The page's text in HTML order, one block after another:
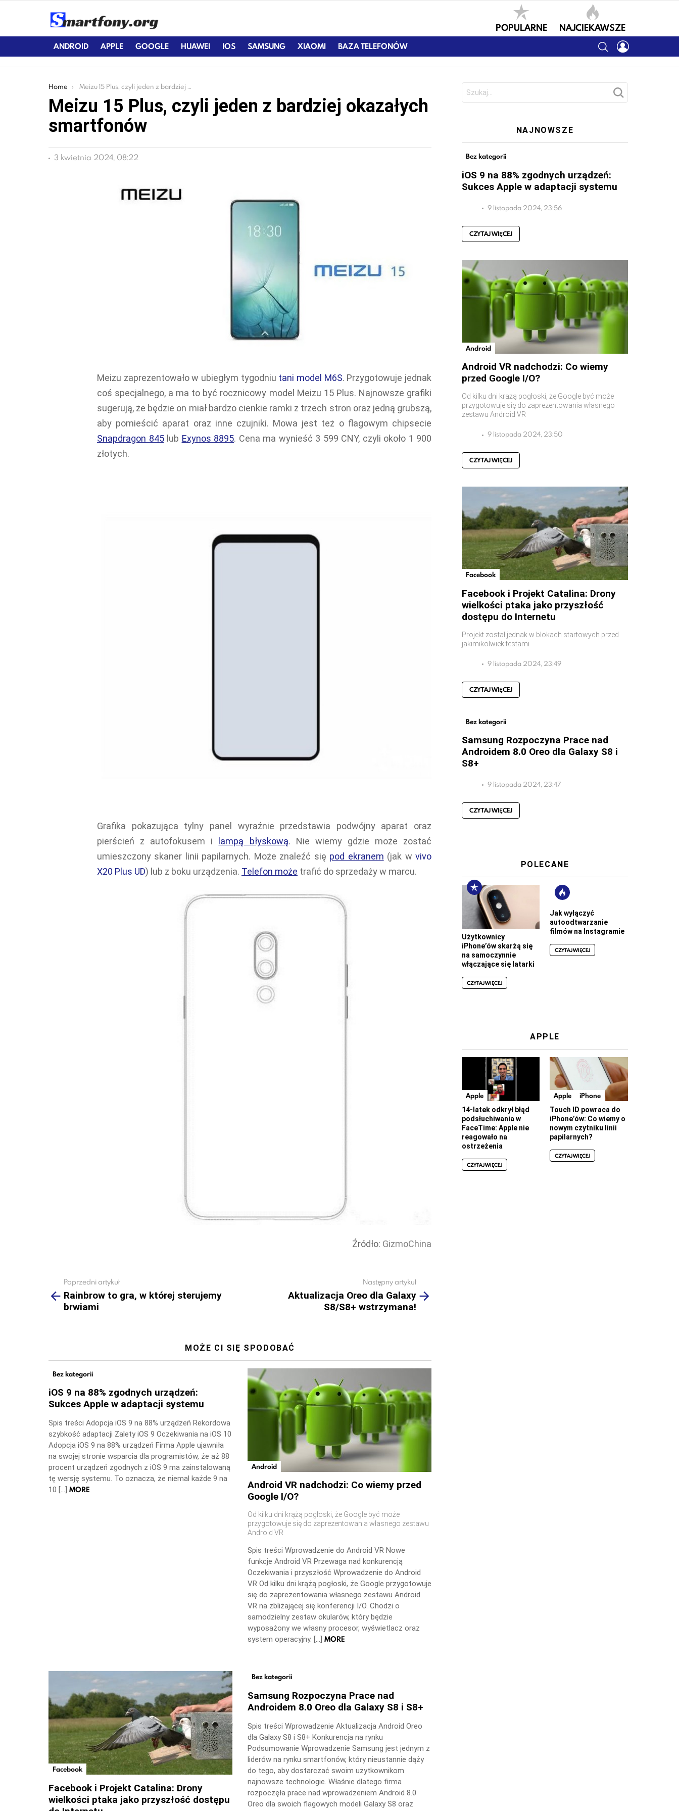
POPULARNE NAJCIEKAWSZE
ANDROID APPLE GOOGLE HUAWEI IOS SAMSUNG XIAOMI BAZA TELEFONÓW SEARCH
You are here:
Home Meizu 15 Plus, czyli jeden z bardziej okazałych smartfonów
Meizu 15 Plus, czyli jeden z bardziej okazałych
smartfonów
3 kwietnia 2024, 08:22
Meizu zaprezentowało w ubiegłym tygodniu tani model M6S. Przygotowuje jednak
coś specjalnego, a ma to być rocznicowy model Meizu 15 Plus. Najnowsze grafiki
sugerują, że będzie on miał bardzo cienkie ramki z trzech stron oraz jedną grubszą,
aby pomieścić aparat oraz inne czujniki. Mowa jest też o flagowym chipsecie
Snapdragon 845lub Exynos 8895. Cena ma wynieść 3 599 CNY, czyli około 1 900
złotych.
Grafika pokazująca tylny panel wyraźnie przedstawia podwójny aparat oraz
pierścień z autofokusem i lampą błyskową. Nie wiemy gdzie może zostać
umieszczony skaner linii papilarnych. Może znaleźć się pod ekranem (jak wvivo
X20 Plus UD) lub z boku urządzenia. Telefon może trafić do sprzedaży w marcu.
Źródło: GizmoChina
more
Poprzedni artykuł
Rainbrow to gra, w której sterujemy
brwiami
Następny artykuł
Aktualizacja Oreo dla Galaxy
S8/S8+ wstrzymana!
MOŻE CI SIĘ SPODOBAĆ
Bez kategorii
iOS 9 na 88% zgodnych urządzeń:
Sukces Apple w adaptacji systemu
Spis treści Adopcja iOS 9 na 88% urządzeń Rekordowa
szybkość adaptacji Zalety iOS 9 Oczekiwania na iOS 10
Adopcja iOS 9 na 88% urządzeń Firma Apple ujawniła
na swojej stronie wsparcia dla programistów, że aż 88
procent urządzeń zgodnych z iOS 9 ma zainstalowaną
tę wersję systemu. To oznacza, że niemal każde 9 na
10 […] MORE
Android
Android VR nadchodzi: Co wiemy przed
Google I/O?
Od kilku dni krążą pogłoski, że Google być może
przygotowuje się do zaprezentowania własnego zestawu
Android VR
Spis treści Wprowadzenie do Android VR Nowe
funkcje Android VR Przewaga nad konkurencją
Oczekiwania i przyszłość Wprowadzenie do Android
VR Od kilku dni krążą pogłoski, że Google przygotowuje
się do zaprezentowania własnego zestawu Android
VR na zbliżającej się konferencji I/O. Chodzi o
samodzielny zestaw okularów, który będzie
wyposażony we własny procesor, wyświetlacz oraz
system operacyjny. […] MORE
Facebook
Facebook i Projekt Catalina: Drony
wielkości ptaka jako przyszłość dostępu
Bez kategorii
Samsung Rozpoczyna Prace nad
Androidem 8.0 Oreo dla Galaxy S8 i S8+
Spis treści Wprowadzenie Aktualizacja Android Oreo
dla Galaxy S8 i S8+ Konkurencja na rynku
Podsumowanie Wprowadzenie Samsung jest jednym z
liderów na rynku smartfonów, który nieustannie dąży
do tego, aby dostarczać swoim użytkownikom
najnowsze technologie. Właśnie dlatego firma
rozpoczęła prace nad wprowadzeniem Android 8.0
Oreo dla swoich flagowych modeli Galaxy S8 oraz
NAJNOWSZE
Bez kategorii
iOS 9 na 88% zgodnych urządzeń:
Sukces Apple w adaptacji systemu
9 listopada 2024, 23:56
CZYTAJ WIĘCEJ
Android
Android VR nadchodzi: Co wiemy
przed Google I/O?
Od kilku dni krążą pogłoski, że Google być może
przygotowuje się do zaprezentowania własnego
zestawu Android VR
9 listopada 2024, 23:50
CZYTAJ WIĘCEJ
Facebook
Facebook i Projekt Catalina: Drony
wielkości ptaka jako przyszłość
dostępu do Internetu
Projekt został jednak w blokach startowych przed
jakimikolwiek testami
9 listopada 2024, 23:49
CZYTAJ WIĘCEJ
Bez kategorii
Samsung Rozpoczyna Prace nad
Androidem 8.0 Oreo dla Galaxy S8 i
S8+
9 listopada 2024, 23:47
CZYTAJ WIĘCEJ
POLECANE
Użytkownicy
iPhone’ów skarżą się
na samoczynnie
włączające się latarki
CZYTAJ WIĘCEJ
Jak wyłączyć
autoodtwarzanie
filmów na Instagramie
CZYTAJ WIĘCEJ
APPLE
Apple
14-latek odkrył błąd
podsłuchiwania w
FaceTime: Apple nie
reagowało na
ostrzeżenia
CZYTAJ WIĘCEJ
Apple iPhone
Touch ID powraca do
iPhone’ów: Co wiemy o
nowym czytniku linii
papilarnych?
CZYTAJ WIĘCEJ